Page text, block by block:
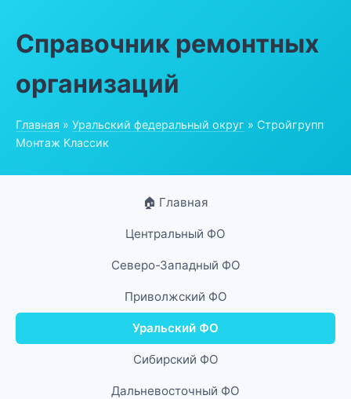
Справочник ремонтных
организаций
Главная » Уральский федеральный округ » Стройгрупп
Монтаж Классик
🏠 Главная
Центральный ФО
Северо-Западный ФО
Приволжский ФО
Уральский ФО
Сибирский ФО
Дальневосточный ФО